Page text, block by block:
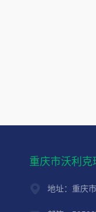
重庆市沃利克
地址：重庆